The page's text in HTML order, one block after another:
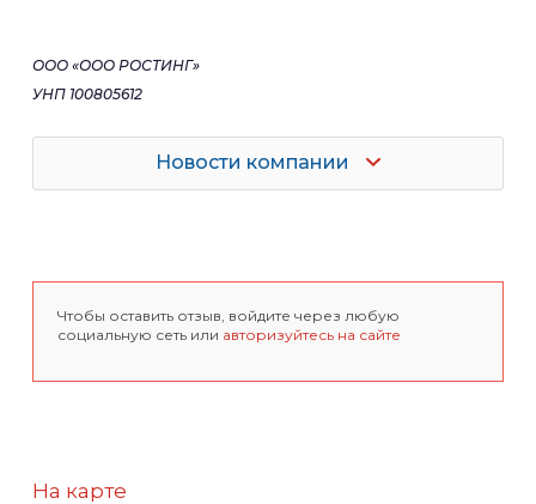
ООО «ООО РОСТИНГ»
УНП 100805612
Новости компании
Чтобы оставить отзыв, войдите через любую
социальную сеть или авторизуйтесь на сайте
На карте